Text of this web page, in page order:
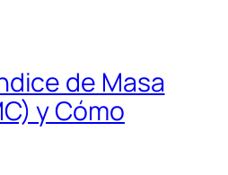
de Masa
y Cómo